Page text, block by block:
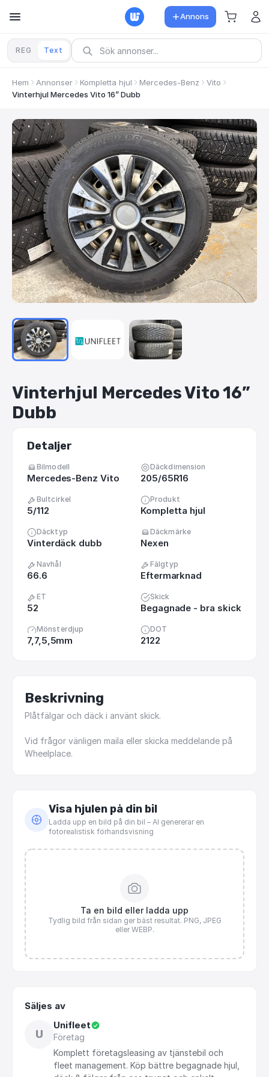
Annons
REG Text
Hem Annonser Kompletta hjul Mercedes-Benz
Vito
Vinterhjul Mercedes Vito 16” Dubb
Vinterhjul MercedesVito16”
Dubb
Detaljer
Bilmodell
Mercedes-Benz Vito
Däckdimension
205/65R16
Bultcirkel
5/112
Produkt
Kompletta hjul
Däcktyp
Vinterdäck dubb
Däckmärke
Nexen
Navhål
66.6
Fälgtyp
Eftermarknad
ET
52
Skick
Begagnade - bra skick
Mönsterdjup
7,7,5,5mm
DOT
2122
Beskrivning
Plåtfälgar och däck i använt skick.
Vid frågor vänligen maila eller skicka meddelande på
Wheelplace.
Visa hjulen på din bil
Ladda upp en bild på din bil – AI genererar en
fotorealistisk förhandsvisning
Ta en bild eller ladda upp
Tydlig bild från sidan ger bäst resultat. PNG, JPEG
eller WEBP.
Säljes av
U
Unifleet
Företag
Komplett företagsleasing av tjänstebil och
fleet management. Köp bättre begagnade hjul,